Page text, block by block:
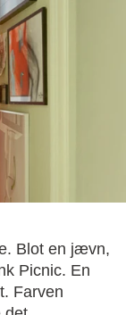
Blot en jævn,
Picnic. En
Farven